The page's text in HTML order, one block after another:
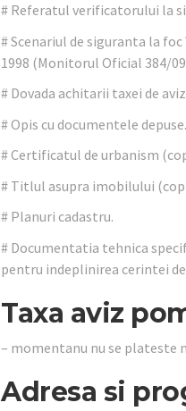
# Referatul verificatorului la
# Scenariul de siguranta la
1998 (Monitorul Oficial 384/
# Dovada achitarii taxei de
# Opis cu documentele depuse.
# Certificatul de urbanism
# Titlul asupra imobilului
# Planuri cadastru.
# Documentatia tehnica
pentru indeplinirea cerintei
Taxa aviz
– momentanu nu se plateste
Adresa si